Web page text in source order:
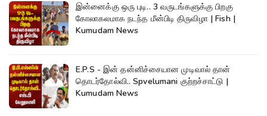
இன்னைக்கு ஒரு புடி.. 3 வருடங்களுக்கு பிறகு
கோலாகலமாக நடந்த மீன்பிடி திருவிழா | Fish |
Kumudam News
E.P.S - இன் தன்னிச்சையான முடிவால் தான்
தொடர்தோல்வி.. Spvelumani குற்றச்சாட்டு |
Kumudam News